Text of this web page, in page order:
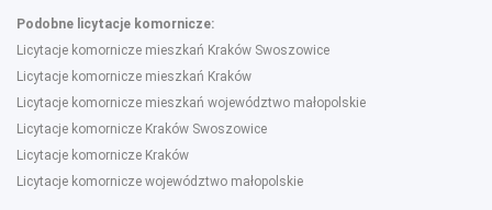
Podobne licytacje komornicze:
Licytacje komornicze mieszkań Kraków Swoszowice
Licytacje komornicze mieszkań Kraków
Licytacje komornicze mieszkań województwo małopolskie
Licytacje komornicze Kraków Swoszowice
Licytacje komornicze Kraków
Licytacje komornicze województwo małopolskie